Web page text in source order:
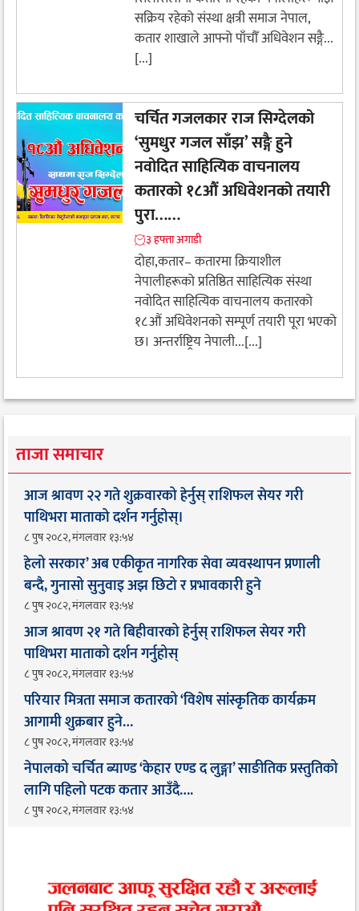
सक्रिय रहेको संस्था क्षत्री समाज नेपाल,
कतार शाखाले आफ्नो पाँचौँ अधिवेशन सङ्गै...
[...]
चर्चित गजलकार राज सिग्देलको
‘सुमधुर गजल साँझ’ ​सङ्गै हुने
नवोदित साहित्यिक वाचनालय
कतारको १८औं अधिवेशनको तयारी
पुरा……
३ हफ्ता अगाडी
दोहा,कतार– ​कतारमा क्रियाशील
नेपालीहरूको प्रतिष्ठित साहित्यिक संस्था
नवोदित साहित्यिक वाचनालय कतारको
१८औं अधिवेशनको सम्पूर्ण तयारी पूरा भएको
छ। अन्तर्राष्ट्रिय नेपाली...[...]
ताजा समाचार
आज श्रावण २२ गते शुक्रवारको हेर्नुस् राशिफल सेयर गरी
पाथिभरा माताको दर्शन गर्नुहोस्।
८ पुष २०८२, मंगलवार १३:५४
हेलो सरकार’ अब एकीकृत नागरिक सेवा व्यवस्थापन प्रणाली
बन्दै, गुनासो सुनुवाइ अझ छिटो र प्रभावकारी हुने
८ पुष २०८२, मंगलवार १३:५४
आज श्रावण २१ गते बिहीवारको हेर्नुस् राशिफल सेयर गरी
पाथिभरा माताको दर्शन गर्नुहोस्
८ पुष २०८२, मंगलवार १३:५४
परियार मित्रता समाज कतारको ‘विशेष सांस्कृतिक कार्यक्रम
आगामी शुक्रबार हुने…
८ पुष २०८२, मंगलवार १३:५४
नेपालको चर्चित ब्याण्ड ‘केहार एण्ड द लुङ्गा’ साङीतिक प्रस्तुतिको
लागि पहिलो पटक कतार आउँदै…. ​
८ पुष २०८२, मंगलवार १३:५४